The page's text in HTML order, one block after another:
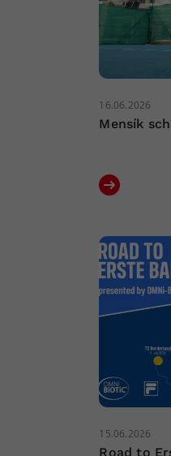
16.06.2026
Mensík
15.06.2026
Road to